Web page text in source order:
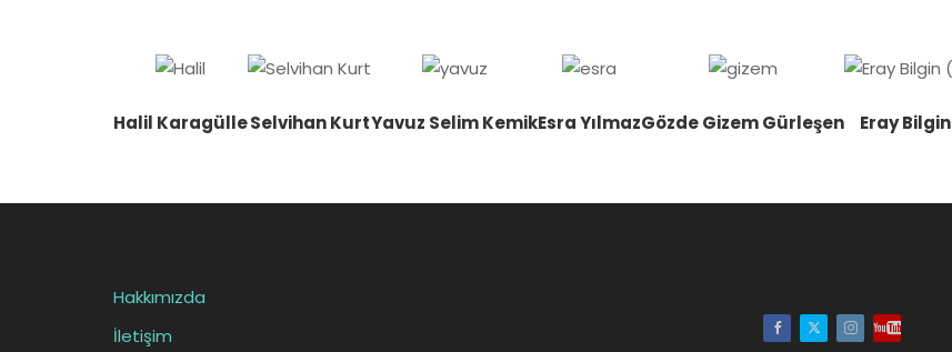
Halil KaragülleSelvihan KurtYavuz Selim KemikEsra YılmazGözde Gizem Gürleşen Eray Bilgin
Hakkımızda
İletişim